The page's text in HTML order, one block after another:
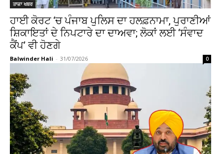
ਤਾਜ਼ਾ ਖਬਰ
ਹਾਈ ਕੋਰਟ ‘ਚ ਪੰਜਾਬ ਪੁਲਿਸ ਦਾ ਹਲਫ਼ਨਾਮਾ, ਪੁਰਾਣੀਆਂ
ਸ਼ਿਕਾਇਤਾਂ ਦੇ ਨਿਪਟਾਰੇ ਦਾ ਦਾਅਵਾ; ਲੋਕਾਂ ਲਈ ‘ਸੰਵਾਦ
ਕੈਂਪ’ ਵੀ ਹੋਣਗੇ
Balwinder Hali - 31/07/2026 0